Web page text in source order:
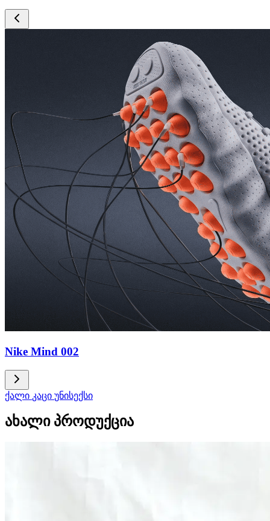
Nike Mind 002
ქალი კაცი უნისექსი
ახალი პროდუქცია